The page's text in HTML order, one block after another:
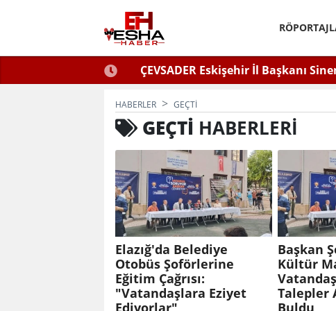
Hayati Uyarı
Ölüm Getirir
Elazığ'da Sivil
HABERLER GEÇTI
GEÇTI HABERLERI
Elazığ'da Belediye
Otobüs Şoförlerine
Eğitim Çağrısı:
"Vatandaşlara Eziyet
Ediyorlar"
Başkan
Kültür
Talepler
Buldu